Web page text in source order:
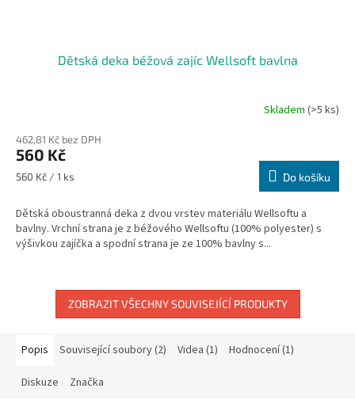
Dětská deka béžová zajíc Wellsoft bavlna
Skladem (>5 ks)
462,81 Kč bez DPH
560 Kč
Měrná
560 Kč / 1 ks Do košíku
Dětská oboustranná deka z dvou vrstev materiálu Wellsoftu a
bavlny. Vrchní strana je z béžového Wellsoftu (100% polyester) s
výšivkou zajíčka a spodní strana je ze 100% bavlny s...
ZOBRAZIT VŠECHNY SOUVISEJÍCÍ PRODUKTY
Popis Související soubory (2) Videa (1) Hodnocení (1)
Diskuze Značka